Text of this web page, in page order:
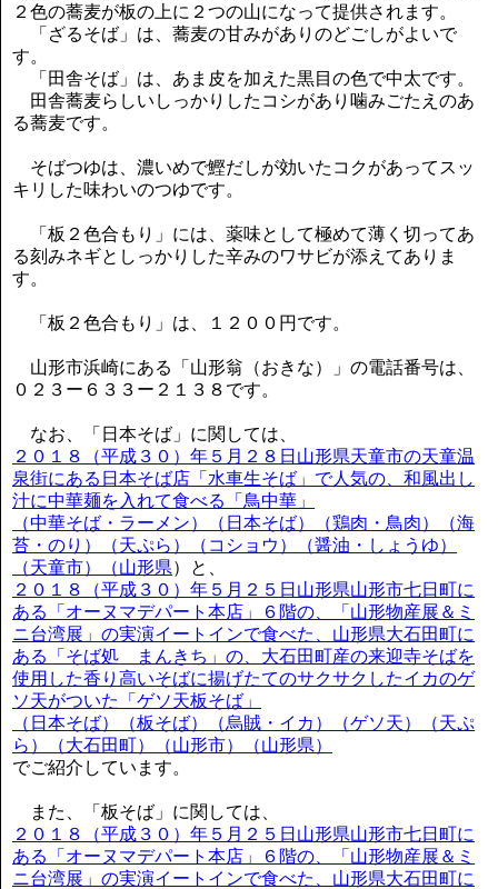
２色の蕎麦が板の上に２つの山になって提供されます。
「ざるそば」は、蕎麦の甘みがありのどごしがよいで
す。
「田舎そば」は、あま皮を加えた黒目の色で中太です。
田舎蕎麦らしいしっかりしたコシがあり噛みごたえのあ
る蕎麦です。
そばつゆは、濃いめで鰹だしが効いたコクがあってスッ
キリした味わいのつゆです。
「板２色合もり」には、薬味として極めて薄く切ってあ
る刻みネギとしっかりした辛みのワサビが添えてありま
す。
「板２色合もり」は、１２００円です。
山形市浜崎にある「山形翁（おきな）」の電話番号は、
０２３ー６３３ー２１３８です。
なお、「日本そば」に関しては、
２０１８（平成３０）年５月２８日山形県天童市の天童温
泉街にある日本そば店「水車生そば」で人気の、和風出し
汁に中華麺を入れて食べる「鳥中華」
（中華そば・ラーメン）（日本そば）（鶏肉・鳥肉）（海
苔・のり）（天ぷら）（コショウ）（醤油・しょうゆ）
（天童市）（山形県）と、
２０１８（平成３０）年５月２５日山形県山形市七日町に
ある「オーヌマデパート本店」６階の、「山形物産展＆ミ
ニ台湾展」の実演イートインで食べた、山形県大石田町に
ある「そば処 まんきち」の、大石田町産の来迎寺そばを
使用した香り高いそばに揚げたてのサクサクしたイカのゲ
ソ天がついた「ゲソ天板そば」
（日本そば）（板そば）（烏賊・イカ）（ゲソ天）（天ぷ
ら）（大石田町）（山形市）（山形県）
でご紹介しています。
また、「板そば」に関しては、
２０１８（平成３０）年５月２５日山形県山形市七日町に
ある「オーヌマデパート本店」６階の、「山形物産展＆ミ
ニ台湾展」の実演イートインで食べた、山形県大石田町に